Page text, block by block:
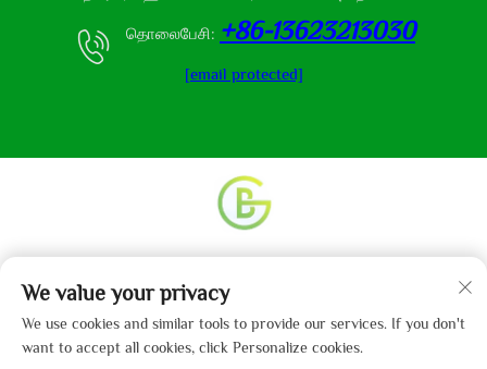
தொலைபேசி: +86-13623213030
[email protected]
ஹெபே கைபோ துணி நிறுவனம், லிமிடெட் என்னும்
நிறுவனத்திற்கு உடையது.தனிமை கொள்கை
We value your privacy
We use cookies and similar tools to provide our services. If you don't
want to accept all cookies, click Personalize cookies.